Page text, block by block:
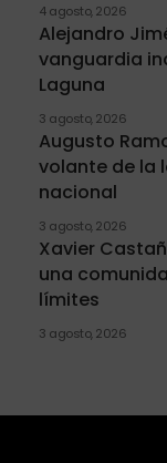
4 agosto, 2026
Alejandro
vanguardia
Laguna
3 agosto, 2026
Augusto
volante de la
nacional
3 agosto, 2026
Xavier
una
límites
3 agosto, 2026